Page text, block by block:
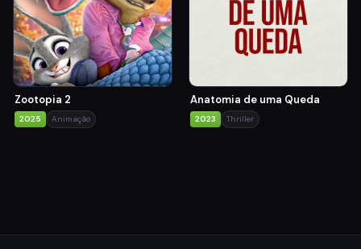
Zootopia 2
2025 Animação
Anatomia de uma Queda
2023 Thriller